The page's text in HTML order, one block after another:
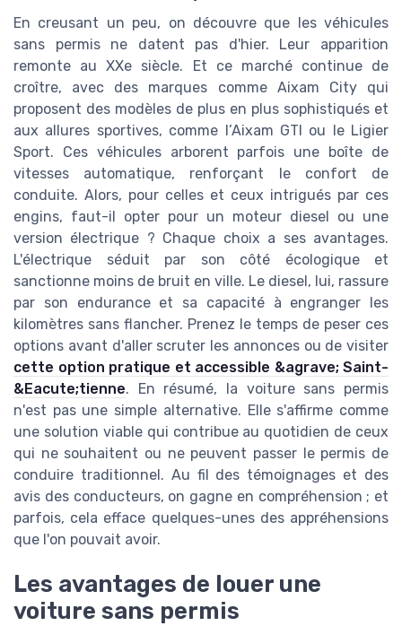
En creusant un peu, on découvre que les véhicules
sans permis ne datent pas d'hier. Leur apparition
remonte au XXe siècle. Et ce marché continue de
croître, avec des marques comme Aixam City qui
proposent des modèles de plus en plus sophistiqués et
aux allures sportives, comme l’Aixam GTI ou le Ligier
Sport. Ces véhicules arborent parfois une boîte de
vitesses automatique, renforçant le confort de
conduite. Alors, pour celles et ceux intrigués par ces
engins, faut-il opter pour un moteur diesel ou une
version électrique ? Chaque choix a ses avantages.
L'électrique séduit par son côté écologique et
sanctionne moins de bruit en ville. Le diesel, lui, rassure
par son endurance et sa capacité à engranger les
kilomètres sans flancher. Prenez le temps de peser ces
options avant d'aller scruter les annonces ou de visiter
cette option pratique et accessible &agrave; Saint-
&Eacute;tienne. En résumé, la voiture sans permis
n'est pas une simple alternative. Elle s'affirme comme
une solution viable qui contribue au quotidien de ceux
qui ne souhaitent ou ne peuvent passer le permis de
conduire traditionnel. Au fil des témoignages et des
avis des conducteurs, on gagne en compréhension ; et
parfois, cela efface quelques-unes des appréhensions
que l'on pouvait avoir.
Les avantages de louer une
voiture sans permis